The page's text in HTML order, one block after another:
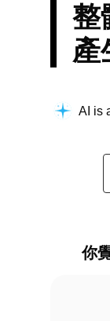
整
產
AI is
你